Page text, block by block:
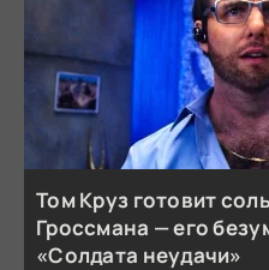
Том Круз готовит
Гроссмана — его
«Солдата неудачи»